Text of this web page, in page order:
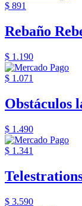
$ 891
Rebaño
$ 1.190
$ 1.071
Obstáculos
$ 1.490
$ 1.341
$ 3.590